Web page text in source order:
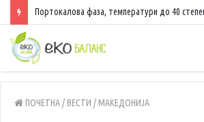
Портокалова фаза, температури до 40
ПОЧЕТНА/ ВЕСТИ / МАКЕДОНИЈА